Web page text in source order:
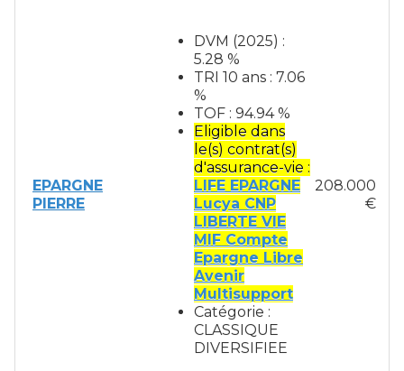
EPARGNE
PIERRE
DVM (2025) :
5.28 %
TRI 10 ans : 7.06
%
TOF : 94.94 %
Eligible dans
le(s) contrat(s)
d'assurance-vie :
LIFE EPARGNE
Lucya CNP
LIBERTE VIE
MIF Compte
Epargne Libre
Avenir
Multisupport
Catégorie :
CLASSIQUE
DIVERSIFIEE
208.000
€